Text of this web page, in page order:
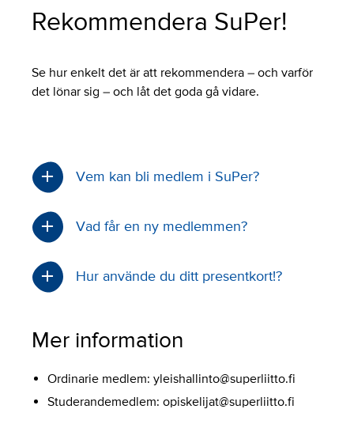
Rekommendera SuPer!
Se hur enkelt det är att rekommendera – och varför
det lönar sig – och låt det goda gå vidare.
Vem kan bli medlem i SuPer?
Vad får en ny medlemmen?
Hur använde du ditt presentkort!?
Mer information
Ordinarie medlem: yleishallinto@superliitto.fi
Studerandemedlem: opiskelijat@superliitto.fi